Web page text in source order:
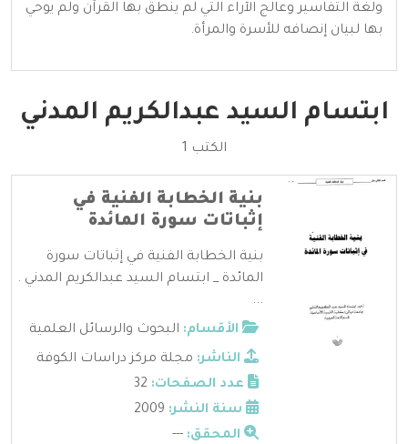
ولغة التفاسير وعالج الآراء التي لم ينطق بها القرآن ولم يوحي
بها لبيان إنصافه للأسرة والمرأة.
ابتسام السيد عبدالكريم المدني
الكتب 1
بنية الخطابة الفنية في
إثباتات سورة المائدة
بنية الخطابة الفنية في إثباتات سورة
المائدة _ ابتسام السيد عبدالكريم المدني .
...
الأقسام: البحوث والرسائل العلمية
الناشر: مجلة مركز دراسات الكوفة
عدد الصفحات:
سنة النشر:
المحقق: ---